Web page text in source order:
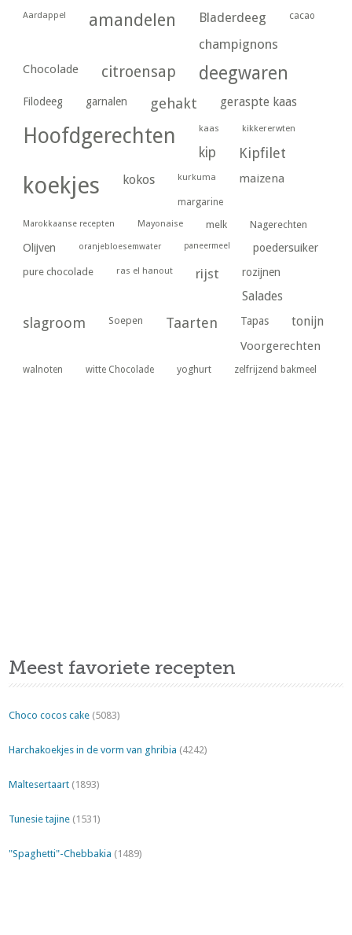
Aardappel amandelen Bladerdeeg cacao
champignons
Chocolade citroensap deegwaren
Filodeeg garnalen gehakt geraspte kaas
Hoofdgerechten kaas kikkererwten
kip Kipfilet
koekjes kokos kurkuma maizena
margarine
Marokkaanse recepten Mayonaise melk Nagerechten
Olijven oranjebloesemwater paneermeel poedersuiker
pure chocolade ras el hanout rijst rozijnen
Salades
slagroom Soepen Taarten Tapas tonijn
Voorgerechten
walnoten witte Chocolade yoghurt zelfrijzend bakmeel
Meest favoriete recepten
Choco cocos cake (5083)
Harchakoekjes in de vorm van ghribia (4242)
Maltesertaart (1893)
Tunesie tajine (1531)
"Spaghetti"-Chebbakia (1489)